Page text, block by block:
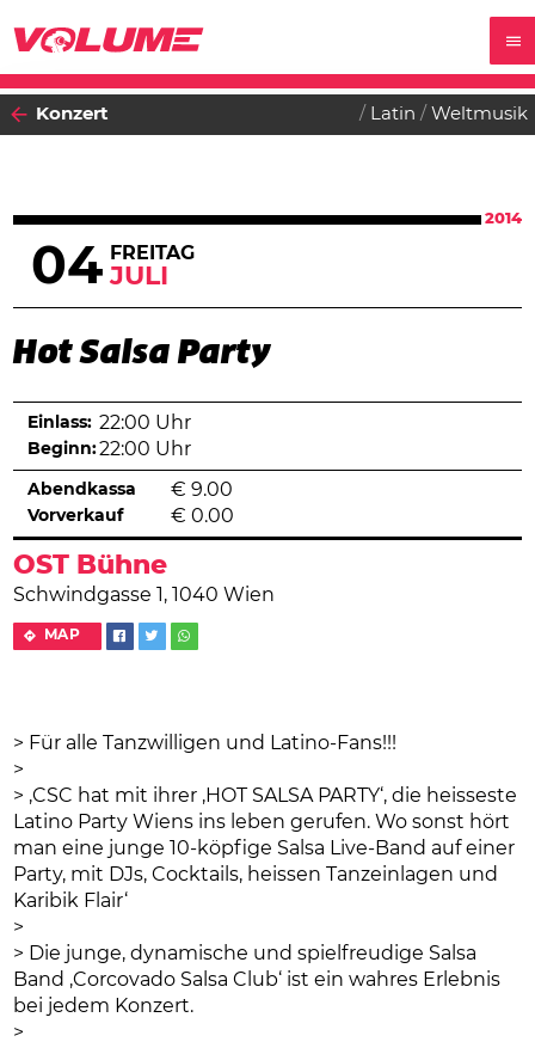
Konzert Latin Weltmusik
2014
04 FREITAG
JULI
Hot Salsa Party
OST Bühne
Schwindgasse 1, 1040 Wien
MAP
Einlass: 22:00 Uhr
Beginn:22:00 Uhr
Abendkassa € 9.00
Vorverkauf € 0.00
> Für alle Tanzwilligen und Latino-Fans!!!
>
> ‚CSC hat mit ihrer ‚HOT SALSA PARTY‘, die heisseste
Latino Party Wiens ins leben gerufen. Wo sonst hört
man eine junge 10-köpfige Salsa Live-Band auf einer
Party, mit DJs, Cocktails, heissen Tanzeinlagen und
Karibik Flair‘
>
> Die junge, dynamische und spielfreudige Salsa
Band ‚Corcovado Salsa Club‘ ist ein wahres Erlebnis
bei jedem Konzert.
>